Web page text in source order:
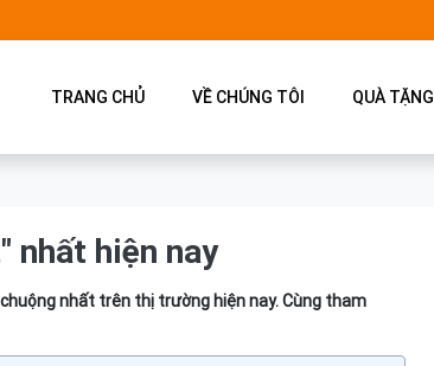
TRANG CHỦ VỀ CHÚNG TÔI QUÀ TẶNG
nhất hiện nay
nhất trên thị trường hiện nay. Cùng tham